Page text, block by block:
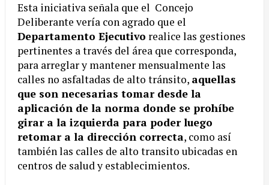
Esta iniciativa señala que el Concejo
Deliberante vería con agrado que el
Departamento Ejecutivo realice las gestiones
pertinentes a través del área que corresponda,
para arreglar y mantener mensualmente las
calles no asfaltadas de alto tránsito, aquellas
que son necesarias tomar desde la
aplicación de la norma donde se prohíbe
girar a la izquierda para poder luego
retomar a la dirección correcta, como así
también las calles de alto transito ubicadas en
centros de salud y establecimientos.